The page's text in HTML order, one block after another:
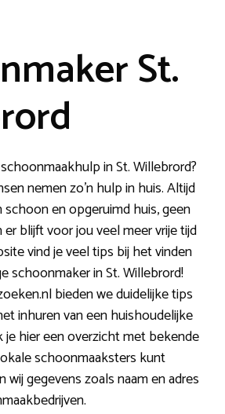
St.
in St. Willebrord?
nemen zo’n hulp in huis. Altijd
en opgeruimd huis, geen
blijft voor jou veel meer vrije tijd
vind je veel tips bij het vinden
schoonmaker in St. Willebrord!
bieden we duidelijke tips
inhuren van een huishoudelijke
je hier een overzicht met bekende
schoonmaaksters kunt
wij gegevens zoals naam en adres